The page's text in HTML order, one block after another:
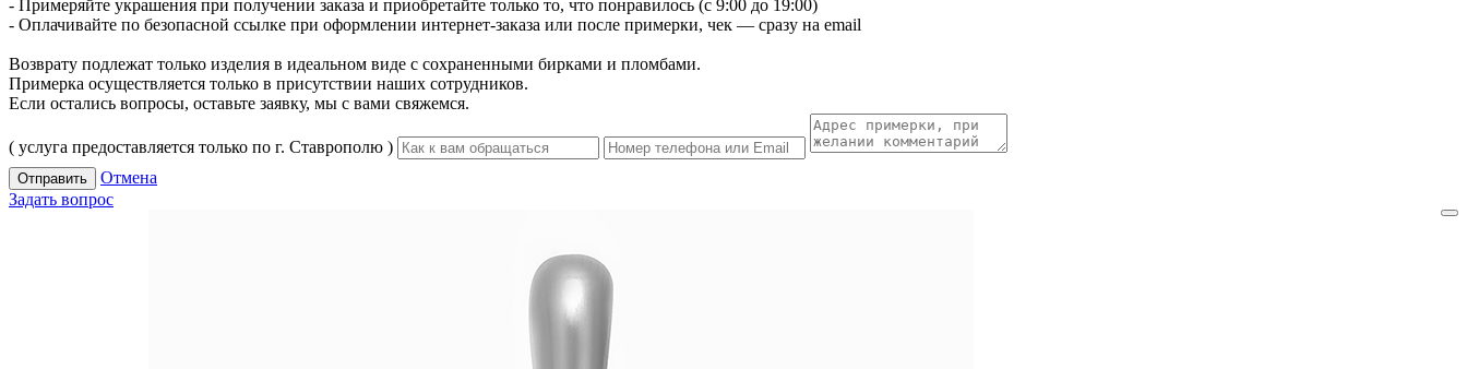
- Примеряйте украшения при получении заказа и приобретайте только то, что понравилось (с 9:00 до 19:00)
- Оплачивайте по безопасной ссылке при оформлении интернет-заказа или после примерки, чек — сразу на email
Возврату подлежат только изделия в идеальном виде с сохраненными бирками и пломбами.
Примерка осуществляется только в присутствии наших сотрудников.
Если остались вопросы, оставьте заявку, мы с вами свяжемся.
( услуга предоставляется только по г. Ставрополю )
Отправить
Отмена
Задать вопрос